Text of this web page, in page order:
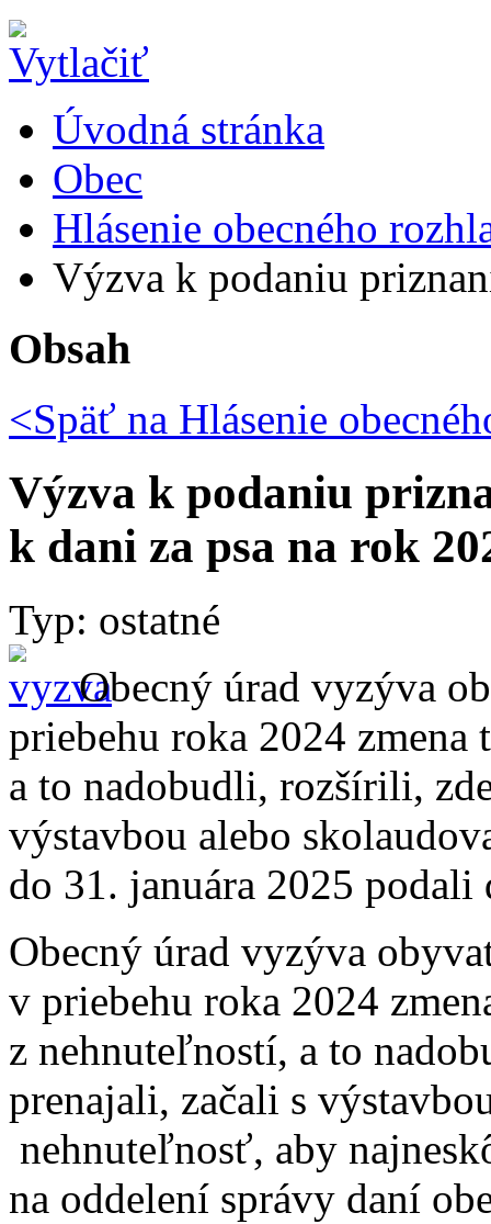
Úvodná stránka
Obec
Hlásenie obecného
Výzva k podaniu
Obsah
<Späť na Hlásenie
Výzva k podaniu
k dani za psa na rok
Typ: ostatné
Obecný úrad vyzýva
priebehu roka 2024
a to nadobudli, rozšírili,
výstavbou alebo
do 31. januára 2025 podali
Obecný úrad vyzýva
v priebehu roka 2024
z nehnuteľností, a to
prenajali, začali s
nehnuteľnosť, aby
na oddelení správy daní